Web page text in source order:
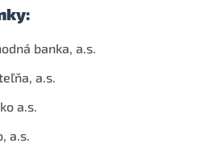
banka, a.s.
a.s.
a.s.
a.s.